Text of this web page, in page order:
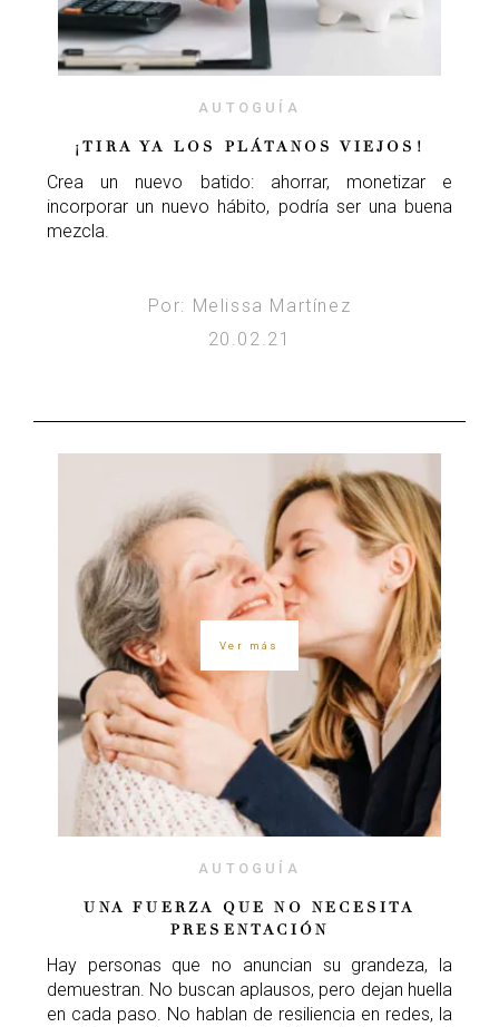
AUTOGUÍA
¡TIRA YA LOS PLÁTANOS VIEJOS!
Crea un nuevo batido: ahorrar, monetizar e
incorporar un nuevo hábito, podría ser una buena
mezcla.
Por: Melissa Martínez
20.02.21
Ver más
AUTOGUÍA
UNA FUERZA QUE NO NECESITA
PRESENTACIÓN
Hay personas que no anuncian su grandeza, la
demuestran. No buscan aplausos, pero dejan huella
en cada paso. No hablan de resiliencia en redes, la